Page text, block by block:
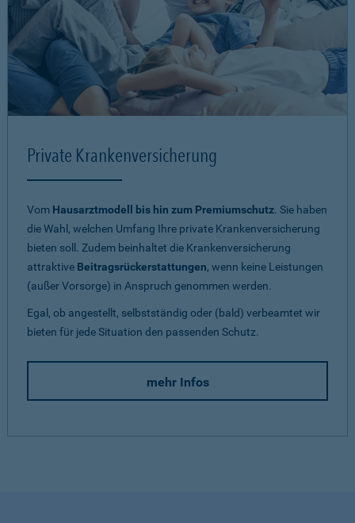
Private Krankenversicherung
Vom Hausarztmodell bis hin zum Premiumschutz. Sie haben
die Wahl, welchen Umfang Ihre private Krankenversicherung
bieten soll. Zudem beinhaltet die Krankenversicherung
attraktive Beitragsrückerstattungen, wenn keine Leistungen
(außer Vorsorge) in Anspruch genommen werden.
Egal, ob angestellt, selbstständig oder (bald) verbeamtet wir
bieten für jede Situation den passenden Schutz.
mehr Infos